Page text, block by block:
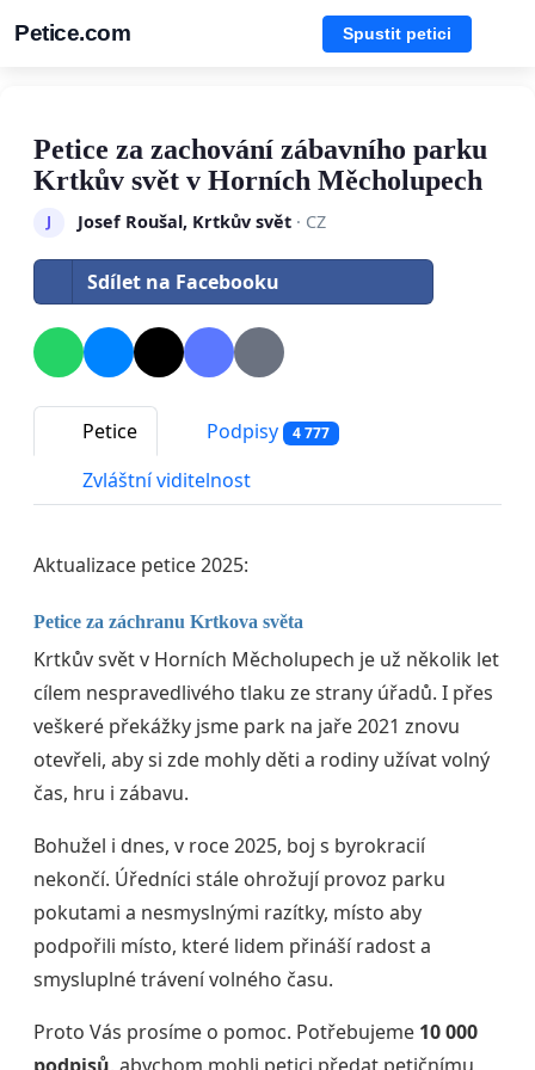
Petice.com Spustit petici
Petice za zachování zábavního parku
Krtkův svět v Horních Měcholupech
J Josef Roušal, Krtkův svět· CZ
Sdílet na Facebooku
Petice Podpisy 4 777
Zvláštní viditelnost
Aktualizace petice 2025:
Petice za záchranu Krtkova světa
Krtkův svět v Horních Měcholupech je už několik let
cílem nespravedlivého tlaku ze strany úřadů. I přes
veškeré překážky jsme park na jaře 2021 znovu
otevřeli, aby si zde mohly děti a rodiny užívat volný
čas, hru i zábavu.
Bohužel i dnes, v roce 2025, boj s byrokracií
nekončí. Úředníci stále ohrožují provoz parku
pokutami a nesmyslnými razítky, místo aby
podpořili místo, které lidem přináší radost a
smysluplné trávení volného času.
Proto Vás prosíme o pomoc. Potřebujeme 10 000
podpisů, abychom mohli petici předat petičnímu